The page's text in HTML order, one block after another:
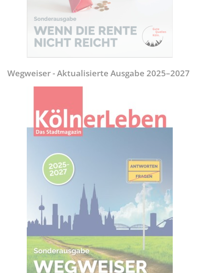
Wegweiser - Aktualisierte Ausgabe 2025–2027